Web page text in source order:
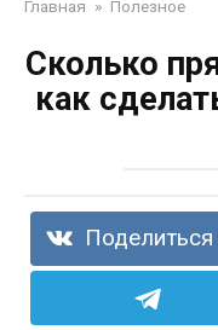
Главная » Полезное
Сколько
как